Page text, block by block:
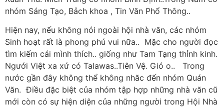
nhóm Sáng Tạo, Bảch khoa , Tin Văn Phổ Thông..
Hiện nay, nếu không nói ngoài hội nhà văn, các nhóm
Sinh hoạt rất là phong phú vui nữa.. Mặc cho người đọc
tìm kiếm cái mình thích.. giống như Tam Tạng thỉnh kinh.
Ngưới Việt xa xứ có Talawas..Tiên Vệ. Gió o.. Trong
nước gần đây không thể không nhăc đến nhóm Quán
Văn. Điều đặc biệt của nhóm tập hợp những nhà văn cũ
mới còn có sự hiện diện của những người trong Hội Nhà